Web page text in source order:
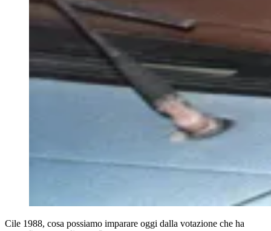
Cile 1988, cosa possiamo imparare oggi dalla votazione che ha